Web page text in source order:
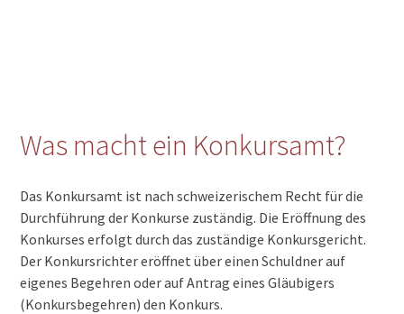
Was macht ein Konkursamt?
Das Konkursamt ist nach schweizerischem Recht für die
Durchführung der Konkurse zuständig. Die Eröffnung des
Konkurses erfolgt durch das zuständige Konkursgericht.
Der Konkursrichter eröffnet über einen Schuldner auf
eigenes Begehren oder auf Antrag eines Gläubigers
(Konkursbegehren) den Konkurs.